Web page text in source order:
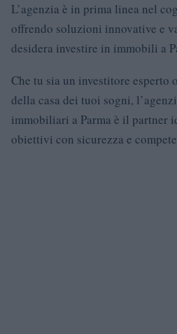
L’agenzia è in prima linea nel
offrendo soluzioni innovative e
desidera investire in immobili a
Che tu sia un investitore esperto
della casa dei tuoi sogni,
immobiliari a Parma è il partner
obiettivi con sicurezza e